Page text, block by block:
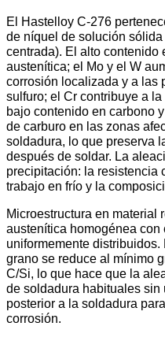
El Hastelloy C-276
de níquel de solución
centrada). El alto contenido
austenítica; el Mo y el W
corrosión localizada y a las
sulfuro; el Cr contribuye a
bajo contenido en carbono
de carburo en las zonas
soldadura, lo que preserva
después de soldar. La
precipitación: la resistencia
trabajo en frío y la
Microestructura en material
austenítica homogénea
uniformemente
grano se reduce al mínimo
C/Si, lo que hace que la
de soldadura habituales sin
posterior a la soldadura
corrosión.